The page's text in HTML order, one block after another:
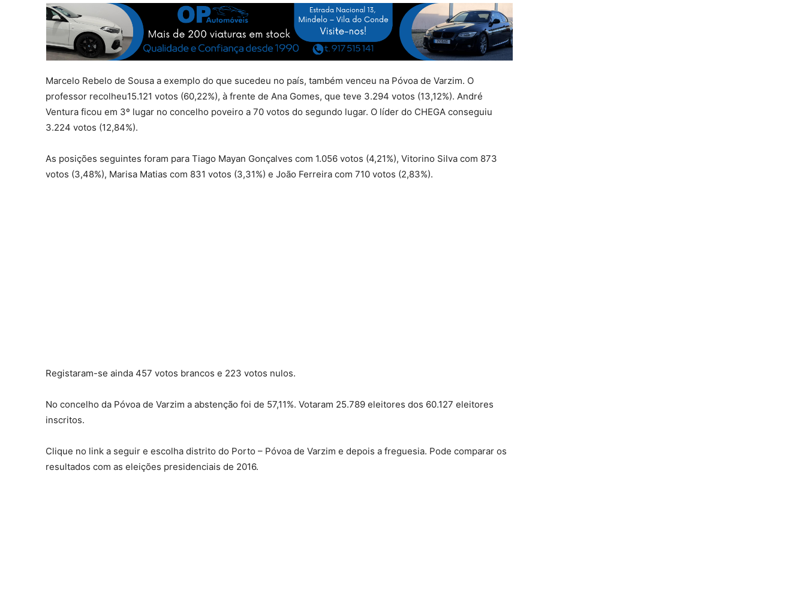
Marcelo Rebelo de Sousa a exemplo do que sucedeu no país, também venceu na Póvoa de Varzim. O
professor recolheu15.121 votos (60,22%), à frente de Ana Gomes, que teve 3.294 votos (13,12%). André
Ventura ficou em 3º lugar no concelho poveiro a 70 votos do segundo lugar. O líder do CHEGA conseguiu
3.224 votos (12,84%).
As posições seguintes foram para Tiago Mayan Gonçalves com 1.056 votos (4,21%), Vitorino Silva com 873
votos (3,48%), Marisa Matias com 831 votos (3,31%) e João Ferreira com 710 votos (2,83%).
Registaram-se ainda 457 votos brancos e 223 votos nulos.
No concelho da Póvoa de Varzim a abstenção foi de 57,11%. Votaram 25.789 eleitores dos 60.127 eleitores
inscritos.
Clique no link a seguir e escolha distrito do Porto – Póvoa de Varzim e depois a freguesia. Pode comparar os
resultados com as eleições presidenciais de 2016.